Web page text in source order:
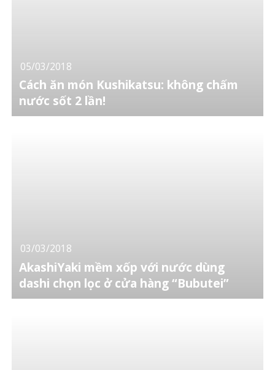
05/03/2018
Cách ăn món Kushikatsu: không chấm
nước sốt 2 lần!
03/03/2018
AkashiYaki mềm xốp với nước dùng
dashi chọn lọc ở cửa hàng “Bubutei”